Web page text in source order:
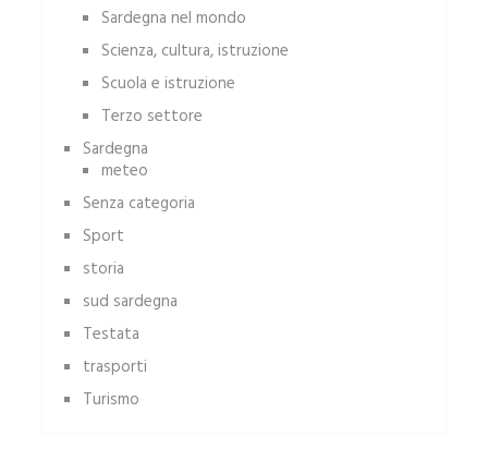
Sardegna nel mondo
Scienza, cultura, istruzione
Scuola e istruzione
Terzo settore
Sardegna
meteo
Senza categoria
Sport
storia
sud sardegna
Testata
trasporti
Turismo